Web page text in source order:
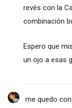
revés con la
combinación
Espero que
un ojo a esas
me quedo